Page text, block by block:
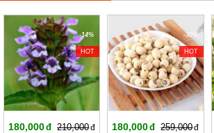
-14%
HOT
180,000
210,000
-30%
HOT
180,000
259,000